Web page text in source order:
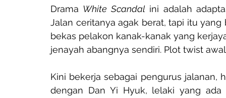
Drama White Scandal ini adalah
Jalan ceritanya agak berat, tapi itu
bekas pelakon kanak-kanak yang
jenayah abangnya sendiri. Plot twist
Kini bekerja sebagai pengurus jalanan,
dengan Dan Yi Hyuk, lelaki yang